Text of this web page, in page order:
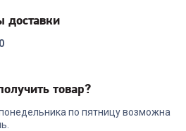
AC1200
доставки
товар?
по пятницу возможна